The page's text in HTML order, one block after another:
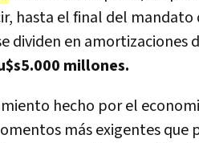
hasta el final del mandato
dividen en amortizaciones
millones.
hecho por el
más exigentes